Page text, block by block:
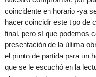
coincidente en horario -ya
hacer coincidir este tipo de
final, pero sí que podemos
presentación de la última
el punto de partida para un
que se le escuchó en la